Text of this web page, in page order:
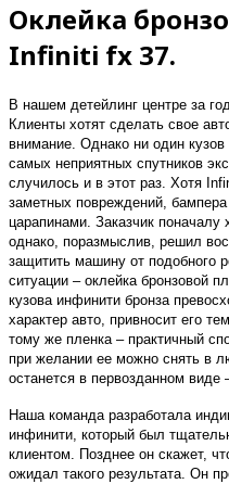
Оклейка
Infiniti fx 37.
В нашем детейлинг центре за
Клиенты хотят сделать свое
внимание. Однако ни один
самых неприятных спутников
случилось и в этот раз. Хотя
заметных повреждений,
царапинами. Заказчик поначалу
однако, поразмыслив, решил
защитить машину от подобного
ситуации – оклейка бронзовой
кузова инфинити бронза
характер авто, привносит его
тому же пленка – практичный
при желании ее можно снять в
останется в первозданном
Наша команда разработала
инфинити, который был
клиентом. Позднее он скажет,
ожидал такого результата. Он